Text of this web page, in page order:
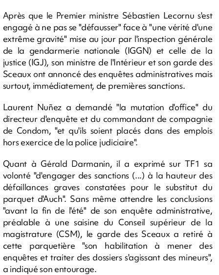
Après que le Premier ministre Sébastien Lecornu s'est
engagé à ne pas se "défausser" face à "une vérité d'une
extrême gravité" mise au jour par l'inspection générale
de la gendarmerie nationale (IGGN) et celle de la
justice (IGJ), son ministre de l'Intérieur et son garde des
Sceaux ont annoncé des enquêtes administratives mais
surtout, immédiatement, de premières sanctions.
Laurent Nuñez a demandé "la mutation d'office" du
directeur d'enquête et du commandant de compagnie
de Condom, "et qu'ils soient placés dans des emplois
hors exercice de la police judiciaire".
Quant à Gérald Darmanin, il a exprimé sur TF1 sa
volonté "d'engager des sanctions (...) à la hauteur des
défaillances graves constatées pour le substitut du
parquet d'Auch". Sans même attendre les conclusions
"avant la fin de l'été" de son enquête administrative,
préalable à une saisine du Conseil supérieur de la
magistrature (CSM), le garde des Sceaux a retiré à
cette parquetière "son habilitation à mener des
enquêtes et traiter des dossiers s'agissant des mineurs",
a indiqué son entourage.